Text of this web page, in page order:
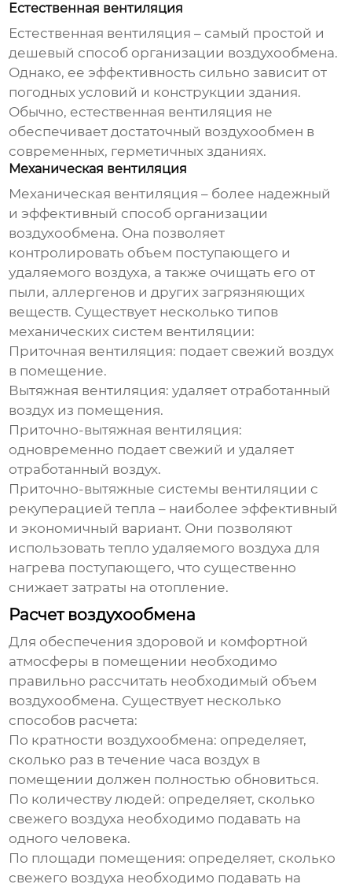
Естественная вентиляция
Естественная вентиляция – самый простой и
дешевый способ организации воздухообмена.
Однако, ее эффективность сильно зависит от
погодных условий и конструкции здания.
Обычно, естественная вентиляция не
обеспечивает достаточный воздухообмен в
современных, герметичных зданиях.
Механическая вентиляция
Механическая вентиляция – более надежный
и эффективный способ организации
воздухообмена. Она позволяет
контролировать объем поступающего и
удаляемого воздуха, а также очищать его от
пыли, аллергенов и других загрязняющих
веществ. Существует несколько типов
механических систем вентиляции:
Приточная вентиляция: подает свежий воздух
в помещение.
Вытяжная вентиляция: удаляет отработанный
воздух из помещения.
Приточно-вытяжная вентиляция:
одновременно подает свежий и удаляет
отработанный воздух.
Приточно-вытяжные системы вентиляции с
рекуперацией тепла – наиболее эффективный
и экономичный вариант. Они позволяют
использовать тепло удаляемого воздуха для
нагрева поступающего, что существенно
снижает затраты на отопление.
Расчет воздухообмена
Для обеспечения здоровой и комфортной
атмосферы в помещении необходимо
правильно рассчитать необходимый объем
воздухообмена. Существует несколько
способов расчета:
По кратности воздухообмена: определяет,
сколько раз в течение часа воздух в
помещении должен полностью обновиться.
По количеству людей: определяет, сколько
свежего воздуха необходимо подавать на
одного человека.
По площади помещения: определяет, сколько
свежего воздуха необходимо подавать на